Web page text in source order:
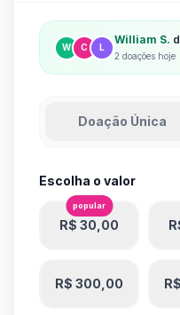
W C L
William S.
2 doações hoje
Doação Única
Escolha o valor
popular
R$ 30,00
R$ 300,00